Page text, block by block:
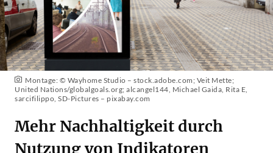
Montage: © Wayhome Studio – stock.adobe.com; Veit Mette;
United Nations/globalgoals.org; alcangel144, Michael Gaida, Rita E,
sarcifilippo, SD-Pictures – pixabay.com
Mehr Nachhaltigkeit durch
Nutzung von Indikatoren